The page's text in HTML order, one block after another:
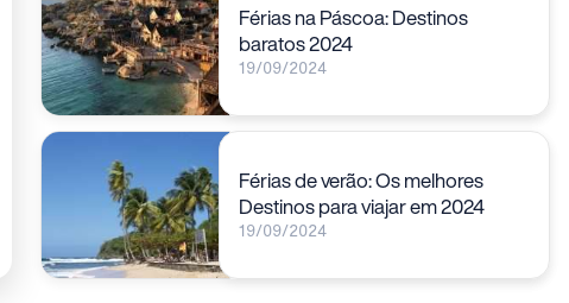
Férias na Páscoa: Destinos
baratos 2024
19/09/2024
Férias de verão: Os melhores
Destinos para viajar em 2024
19/09/2024